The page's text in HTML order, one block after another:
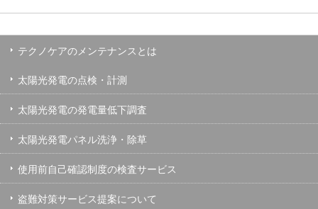
テクノケアのメンテナンスとは
太陽光発電の点検・計測
太陽光発電の発電量低下調査
太陽光発電パネル洗浄・除草
使用前自己確認制度の検査サービス
盗難対策サービス提案について